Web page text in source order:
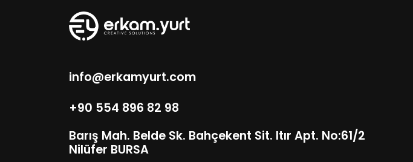
info@erkamyurt.com
+90 554 896 82 98
Barış Mah. Belde Sk. Bahçekent Sit. Itır Apt. No:61/2
Nilüfer BURSA